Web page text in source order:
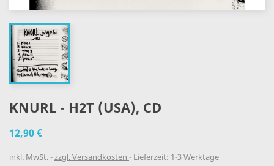
KNURL - H2T (USA), CD
12,90 €
inkl. MwSt. zzgl. Versandkosten Lieferzeit: 1-3 Werktage